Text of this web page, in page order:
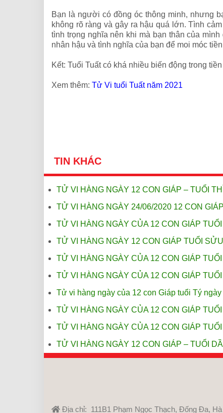
Bạn là người có đồng óc thông minh, nhưng
không rõ ràng và gây ra hậu quá lớn. Tình
tình trọng nghĩa nên khi mà bạn thân của
nhân hậu và tình nghĩa của bạn để moi móc
Kết: Tuổi Tuất có khá nhiều biến động trong
Xem thêm: Tử Vi tuổi Tuất năm 2021
TIN KHÁC
TỬ VI HÀNG NGÀY 12 CON GIÁP – TUỔI
TỬ VI HÀNG NGÀY 24/06/2020 12 CON
TỬ VI HÀNG NGÀY CỦA 12 CON GIÁP
TỬ VI HÀNG NGÀY 12 CON GIÁP TUỔI
TỬ VI HÀNG NGÀY CỦA 12 CON GIÁP
TỬ VI HÀNG NGÀY CỦA 12 CON GIÁP
Tử vi hàng ngày của 12 con Giáp tuổi Tý ngày
TỬ VI HÀNG NGÀY CỦA 12 CON GIÁP
TỬ VI HÀNG NGÀY CỦA 12 CON GIÁP
TỬ VI HÀNG NGÀY 12 CON GIÁP – TUỔI
Địa chỉ: 111B1 Phạm Ngọc Thạch, Đống Đa,